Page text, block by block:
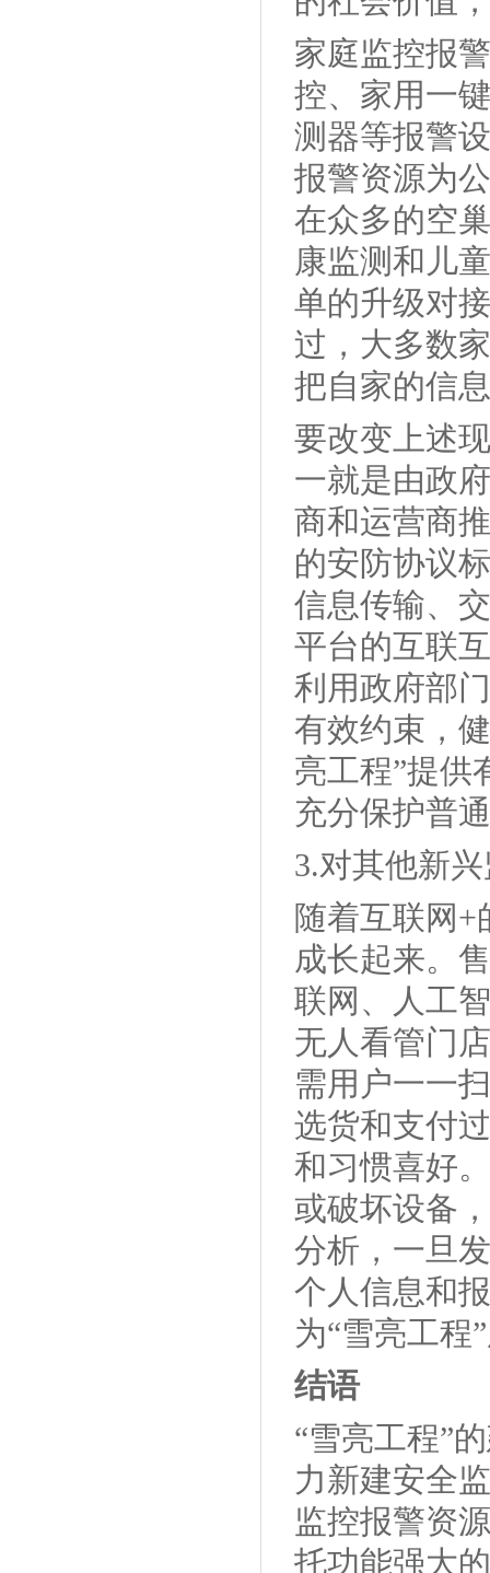
家庭监控报
控、家用一
测器等报警
报警资源为
在众多的空
康监测和儿
单的升级对
过，大多数
把自家的信
要改变上述
一就是由政
商和运营商
的安防协议
信息传输、
平台的互联
利用政府部
有效约束，
亮工程”提供
充分保护普
3.对其他新
随着互联网
成长起来。
联网、人工
无人看管门
需用户一一
选货和支付
和习惯喜好
或破坏设备
分析，一旦
个人信息和
为“雪亮工程
结语
“雪亮工程”
力新建安全
监控报警资
托功能强大